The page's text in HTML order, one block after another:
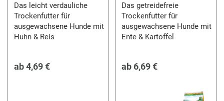
Das leicht verdauliche
Trockenfutter für
ausgewachsene Hunde mit
Huhn & Reis
ab4,69 €
Das getreidefreie
Trockenfutter für
ausgewachsene Hunde mit
Ente & Kartoffel
ab 6,69 €